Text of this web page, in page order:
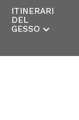
ITINERARI
DEL
GESSO